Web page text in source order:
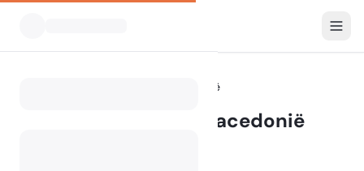
Noord-Macedonië
Camping Noord-Macedonië